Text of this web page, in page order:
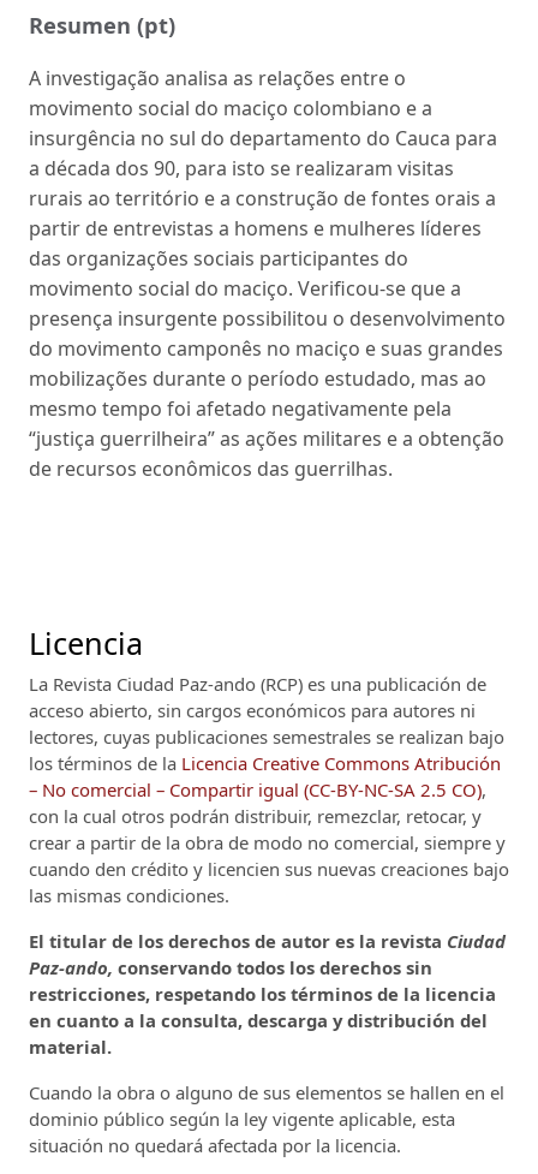
Resumen (pt)
A investigação analisa as relações entre o
movimento social do maciço colombiano e a
insurgência no sul do departamento do Cauca para
a década dos 90, para isto se realizaram visitas
rurais ao território e a construção de fontes orais a
partir de entrevistas a homens e mulheres líderes
das organizações sociais participantes do
movimento social do maciço. Verificou-se que a
presença insurgente possibilitou o desenvolvimento
do movimento camponês no maciço e suas grandes
mobilizações durante o período estudado, mas ao
mesmo tempo foi afetado negativamente pela
“justiça guerrilheira” as ações militares e a obtenção
de recursos econômicos das guerrilhas.
Licencia
La Revista Ciudad Paz-ando (RCP) es una publicación de
acceso abierto, sin cargos económicos para autores ni
lectores, cuyas publicaciones semestrales se realizan bajo
los términos de la Licencia Creative Commons Atribución
– No comercial – Compartir igual (CC-BY-NC-SA 2.5 CO),
con la cual otros podrán distribuir, remezclar, retocar, y
crear a partir de la obra de modo no comercial, siempre y
cuando den crédito y licencien sus nuevas creaciones bajo
las mismas condiciones.
El titular de los derechos de autor es la revista Ciudad
Paz-ando, conservando todos los derechos sin
restricciones, respetando los términos de la licencia
en cuanto a la consulta, descarga y distribución del
material.
Cuando la obra o alguno de sus elementos se hallen en el
dominio público según la ley vigente aplicable, esta
situación no quedará afectada por la licencia.